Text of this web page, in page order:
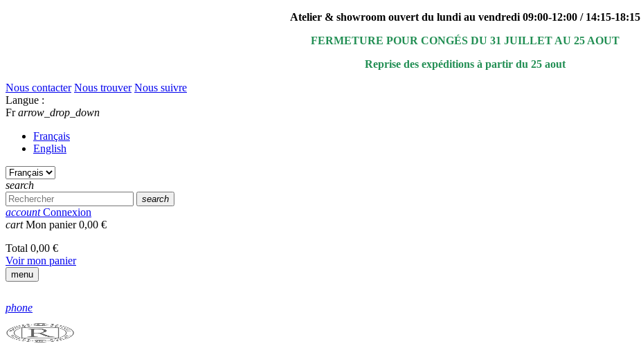
Atelier & showroom ouvert du lundi au vendredi 09:00-12:00 / 14:15-18:15
FERMETURE POUR CONGÉS DU 31 JUILLET AU 25 AOUT
Reprise des expéditions à partir du 25 aout
Nous contacter Nous trouver Nous suivre
Langue :
Fr arrow_drop_down
Français
English
search
search
account Connexion
cart Mon panier0,00 €
Total 0,00 €
Voir mon panier
menu
phone